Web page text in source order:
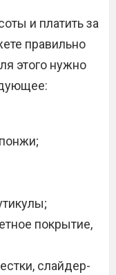
и платить за
правильно
этого нужно
покрытие,
слайдер-